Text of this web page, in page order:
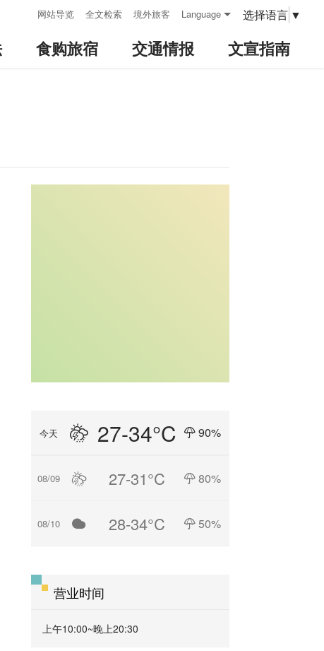
网站导览 全文检索 境外旅客 Language 选择语言 ▼
食购旅宿 交通情报 文宣指南
今天 27-34°C 90%
08/09 27-31°C 80%
08/10 28-34°C 50%
营业时间
上午10:00~晚上20:30